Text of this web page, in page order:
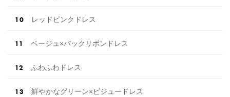
レッドピンクドレス
ベージュ×バックリボンドレス
ふわふわドレス
鮮やかなグリーン×ビジュードレス